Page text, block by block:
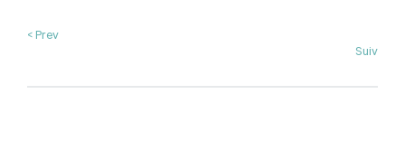
< Prev
Suiv